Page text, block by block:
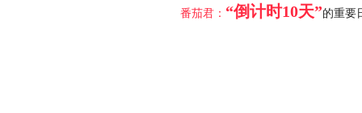
番茄君： “倒计时10天”的重要